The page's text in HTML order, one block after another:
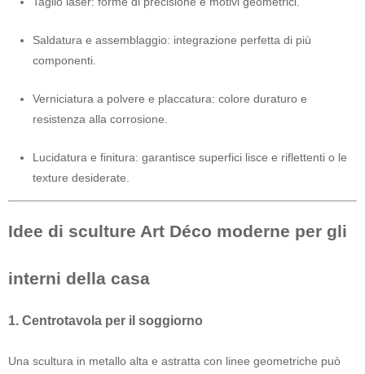
Saldatura e assemblaggio: integrazione perfetta di più
componenti.
Verniciatura a polvere e placcatura: colore duraturo e
resistenza alla corrosione.
Lucidatura e finitura: garantisce superfici lisce e riflettenti o le
texture desiderate.
Idee di sculture Art Déco moderne per gli
interni della casa
1. Centrotavola per il soggiorno
Una scultura in metallo alta e astratta con linee geometriche può